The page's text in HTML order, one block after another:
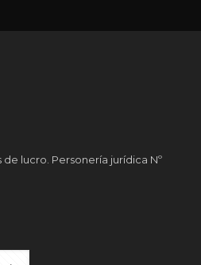
lucro. Personería jurídica Nº